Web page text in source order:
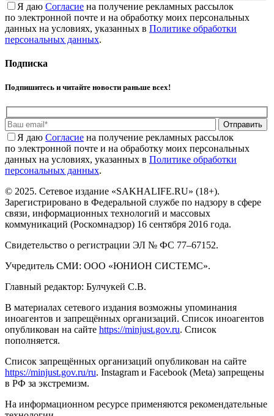
Я даю Cогласие на получение рекламных рассылок
по электронной почте и на обработку моих персональных
данных на условиях, указанных в Политике обработки
персональных данных.
Подписка
Подпишитесь и читайте новости раньше всех!
Отправить
Я даю Cогласие на получение рекламных рассылок
по электронной почте и на обработку моих персональных
данных на условиях, указанных в Политике обработки
персональных данных.
© 2025. Сетевое издание «SAKHALIFE.RU» (18+).
Зарегистрировано в Федеральной службе по надзору в сфере
связи, информационных технологий и массовых
коммуникаций (Роскомнадзор) 16 сентября 2016 года.
Свидетельство о регистрации ЭЛ № ФС 77–67152.
Учредитель СМИ: ООО «ЮНИОН СИСТЕМС».
Главный редактор: Булчукей С.В.
В материалах сетевого издания возможны упоминания
иноагентов и запрещённых организаций. Список иноагентов
опубликован на сайте https://minjust.gov.ru. Список
пополняется.
Список запрещённых организаций опубликован на сайте
https://minjust.gov.ru/ru. Instagram и Facebook (Metа) запрещены
в РФ за экстремизм.
На информационном ресурсе применяются рекомендательные